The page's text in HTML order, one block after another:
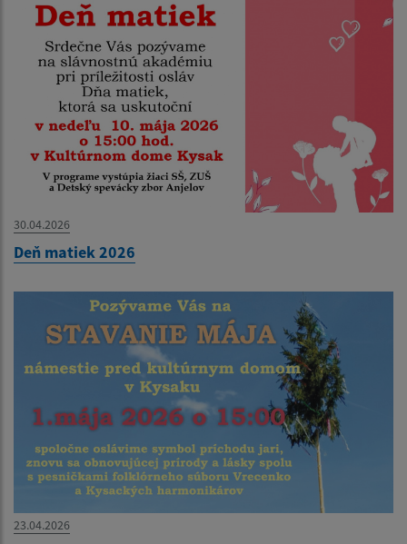
30.04.2026
Deň matiek 2026
23.04.2026